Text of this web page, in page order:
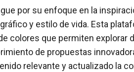
por su enfoque en la
y estilo de vida. Esta
colores que permiten explorar
de propuestas
relevante y actualizado la